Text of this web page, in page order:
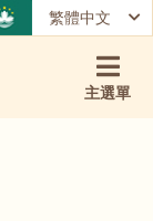
繁體中文
主選單